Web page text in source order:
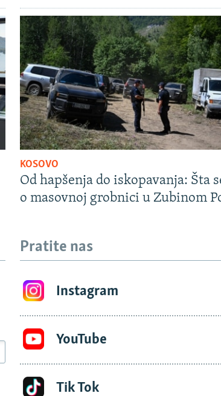
KOSOVO
Od hapšenja do iskopavanja: Šta
o masovnoj grobnici u Zubinom
Pratite nas
Instagram
YouTube
Tik Tok